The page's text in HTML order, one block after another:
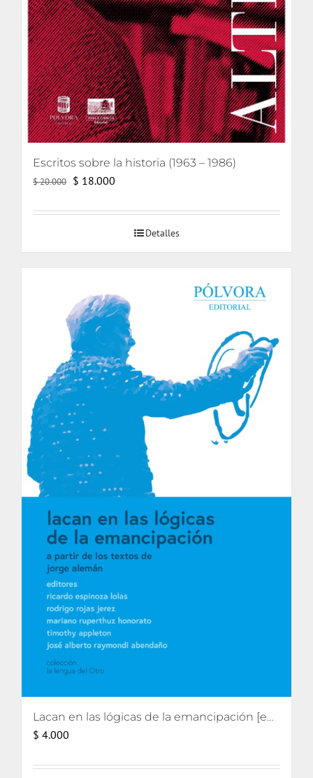
Escritos sobre la historia (1963 – 1986)
$20.000 El
original
$ 18.000
actual
Detalles
Lacan en las lógicas de la emancipación [eBook]
$ 4.000